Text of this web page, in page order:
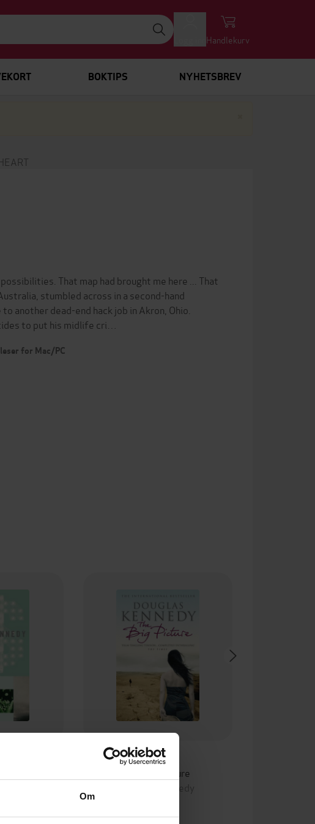
Om
Handlekurv
BOKTIPS NYHETSBREV
That map had brought me here ... That
stumbled across in a second-hand
another dead-end hack job in Akron, Ohio.
to put his midlife cri…
for Mac/PC
130,-
The Big Picture
Douglas Kennedy